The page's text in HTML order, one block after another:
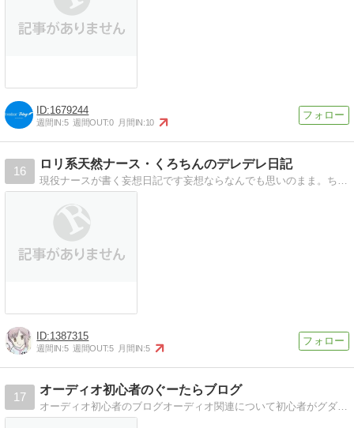
1679244
週間IN:5 週間OUT:0 月間IN:10
16
ロリ系天然ナース・くろちんのデレデレ日記
現役ナースが書く妄想日記です妄想ならなんでも思いのまま。ちょっとエッチで天然なくろちんワールドを楽しんでね
1387315
週間IN:5 週間OUT:5 月間IN:5
17
オーディオ初心者のぐーたらブログ
オーディオ初心者のブログオーディオ関連について初心者がグダグダ書くブログ